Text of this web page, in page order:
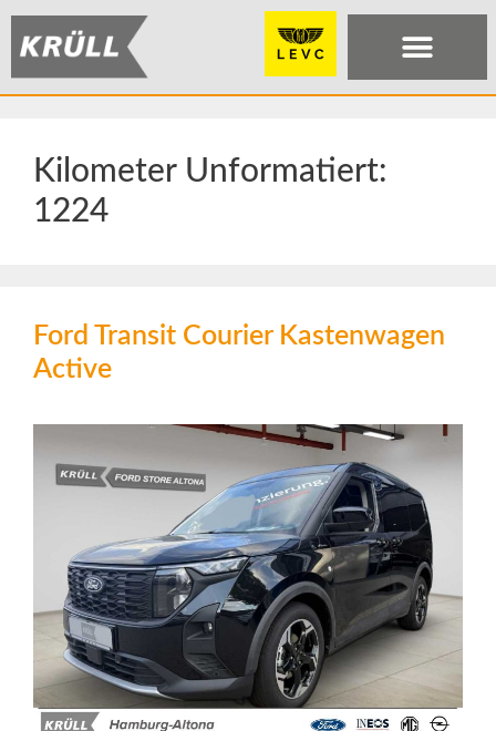
Kilometer Unformatiert:
1224
Ford Transit Courier Kastenwagen
Active